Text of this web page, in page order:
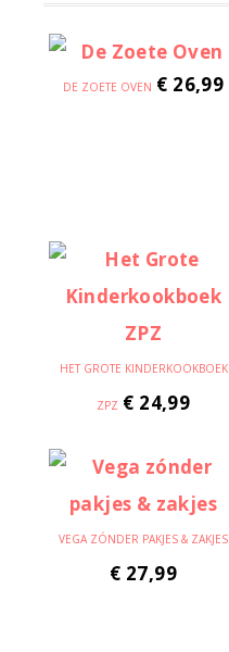
DE ZOETE OVEN € 26,99
HET GROTE KINDERKOOKBOEK
ZPZ € 24,99
VEGA ZÓNDER PAKJES & ZAKJES
€ 27,99